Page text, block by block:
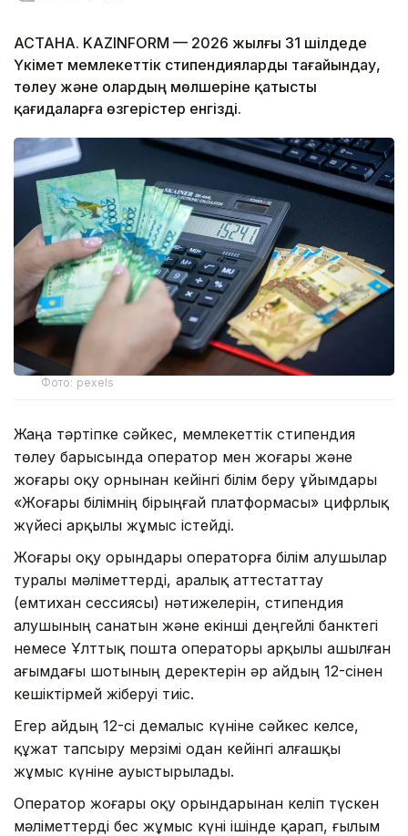
АСТАНА. KAZINFORM — 2026 жылғы 31 шілдеде
Үкімет мемлекеттік стипендияларды тағайындау,
төлеу және олардың мөлшеріне қатысты
қағидаларға өзгерістер енгізді.
Фото: pexels
Жаңа тәртіпке сәйкес, мемлекеттік стипендия
төлеу барысында оператор мен жоғары және
жоғары оқу орнынан кейінгі білім беру ұйымдары
«Жоғары білімнің бірыңғай платформасы» цифрлық
жүйесі арқылы жұмыс істейді.
Жоғары оқу орындары операторға білім алушылар
туралы мәліметтерді, аралық аттестаттау
(емтихан сессиясы) нәтижелерін, стипендия
алушының санатын және екінші деңгейлі банктегі
немесе Ұлттық пошта операторы арқылы ашылған
ағымдағы шотының деректерін әр айдың 12-сінен
кешіктірмей жіберуі тиіс.
Егер айдың 12-сі демалыс күніне сәйкес келсе,
құжат тапсыру мерзімі одан кейінгі алғашқы
жұмыс күніне ауыстырылады.
Оператор жоғары оқу орындарынан келіп түскен
мәліметтерді бес жұмыс күні ішінде қарап, ғылым